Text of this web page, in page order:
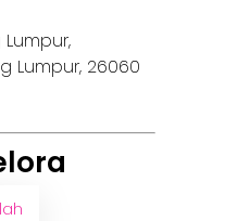
Lumpur, 26060